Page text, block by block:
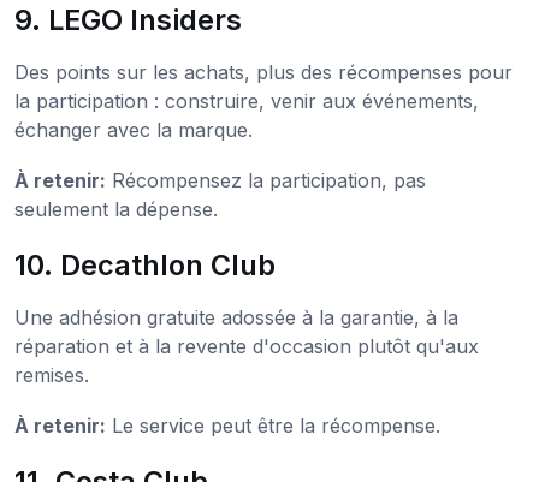
9. LEGO Insiders
Des points sur les achats, plus des récompenses pour
la participation : construire, venir aux événements,
échanger avec la marque.
À retenir: Récompensez la participation, pas
seulement la dépense.
10. Decathlon Club
Une adhésion gratuite adossée à la garantie, à la
réparation et à la revente d'occasion plutôt qu'aux
remises.
À retenir: Le service peut être la récompense.